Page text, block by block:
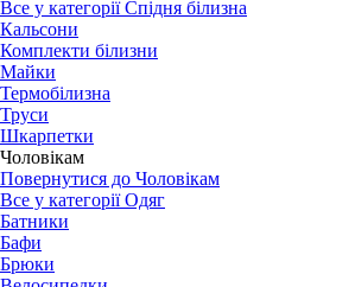
Все у категорії Спідня білизна
Кальсони
Комплекти білизни
Майки
Термобілизна
Труси
Шкарпетки
Чоловікам
Повернутися до Чоловікам
Все у категорії Одяг
Батники
Бафи
Брюки